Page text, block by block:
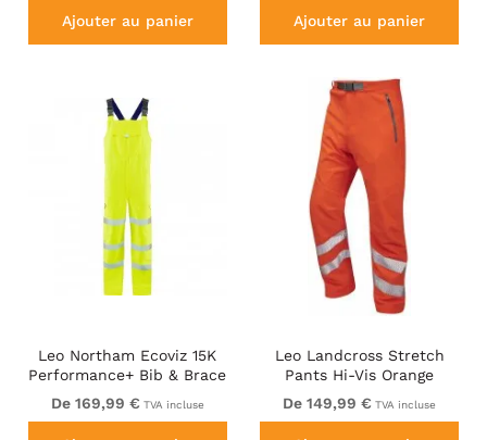
Ajouter au panier Ajouter au panier
Leo Northam Ecoviz 15K
Performance+ Bib & Brace
Hi-Vis Yellow
De 169,99 € TVA incluse
Leo Landcross Stretch
Pants Hi-Vis Orange
De 149,99 € TVA incluse